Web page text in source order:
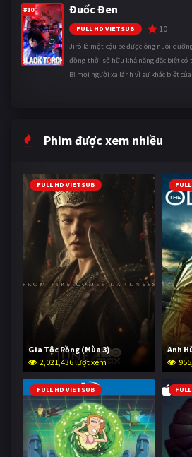
#10 Đuốc Đen
FULL HD VIETSUB 10
Jirô là một cậu bé được ông nuôi
đồng thời sở hữu khả năng đặc biệt có
Bị mọi người xa lánh vì sự khác biệt
Phim được xem nhiều
FULL HD VIETSUB
Gia Tộc Rồng (Mùa 3)
2,021,436 lượt xem
Anh
FULL HD VIETSUB